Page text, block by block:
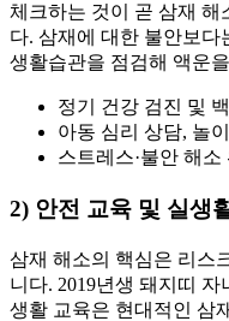
체크하는 것이 곧 삼재 해
다. 삼재에 대한 불안보다
생활습관을 점검해 액운
정기 건강 검진 및
아동 심리 상담, 놀
스트레스·불안 해
2) 안전 교육 및 실생
삼재 해소의 핵심은 리스
니다. 2019년생 돼지띠
생활 교육은 현대적인 삼